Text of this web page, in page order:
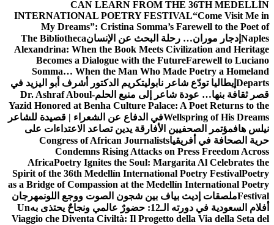
My
The
أبو اليزيد في
Dr. Ashraf
Yazid
قصيدة للشاعر
على
Africa
Spirit of the
as a Bridge of
مهرجان
Un
Viaggio che